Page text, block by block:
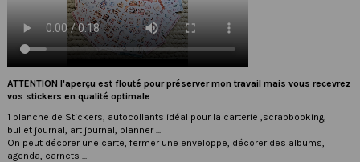
ATTENTION l'aperçu est flouté pour préserver mon travail mais vous recevrez
vos stickers en qualité optimale
1 planche de Stickers, autocollants idéal pour la carterie ,scrapbooking,
bullet journal, art journal, planner ...
On peut décorer une carte, fermer une enveloppe, décorer des albums,
agenda, carnets ...